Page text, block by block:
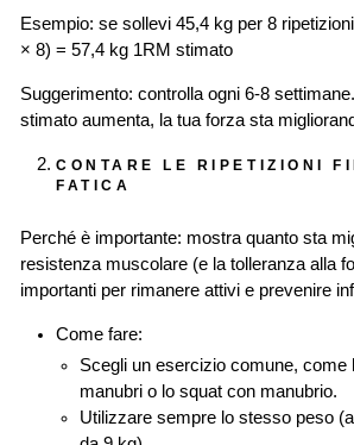
Esempio: se sollevi 45,4 kg per 8
× 8) = 57,4 kg 1RM stimato
Suggerimento: controlla ogni 6-8
stimato aumenta, la tua forza sta
CONTARE LE RIPETIZIONI
FATICA
Perché è importante: mostra quanto sta
resistenza muscolare (e la tolleranza alla
importanti per rimanere attivi e prevenire
Come fare:
Scegli un esercizio comune, come
manubri o lo squat con manubrio.
Utilizzare sempre lo stesso peso